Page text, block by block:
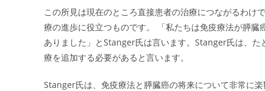
この所見は現在のところ直接患者の治療につながるわけ
療の進歩に役立つものです。 「私たちは免疫療法が膵
ありました」とStanger氏は言います。Stanger氏は、
療を追加する必要があると言います。
Stanger氏は、免疫療法と膵臓癌の将来について非常に